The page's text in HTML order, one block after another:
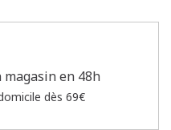
en 48h
dès 69€